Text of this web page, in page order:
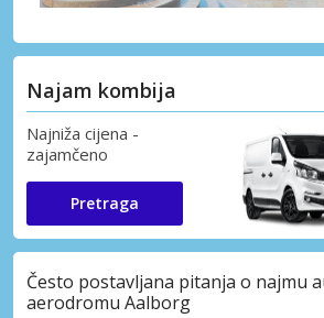
Najam kombija
Najniža cijena -
zajamčeno
Pretraga
Često postavljana pitanja o najmu
aerodromu Aalborg